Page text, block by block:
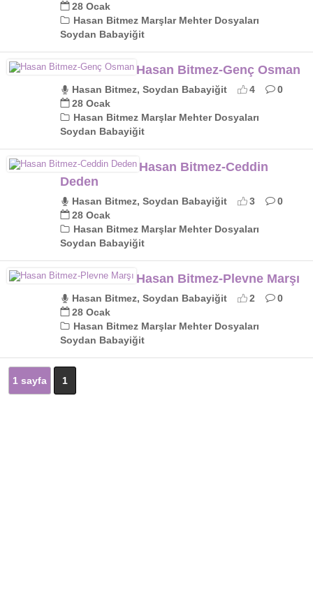
28 Ocak
Hasan Bitmez Marşlar Mehter Dosyaları
Soydan Babayiğit
Hasan Bitmez-Genç Osman
Hasan Bitmez, Soydan Babayiğit 4
0
28 Ocak
Hasan Bitmez Marşlar Mehter Dosyaları
Soydan Babayiğit
Hasan Bitmez-Ceddin
Deden
Hasan Bitmez, Soydan Babayiğit 3
0
28 Ocak
Hasan Bitmez Marşlar Mehter Dosyaları
Soydan Babayiğit
Hasan Bitmez-Plevne Marşı
Hasan Bitmez, Soydan Babayiğit 2
0
28 Ocak
Hasan Bitmez Marşlar Mehter Dosyaları
Soydan Babayiğit
1 sayfa 1